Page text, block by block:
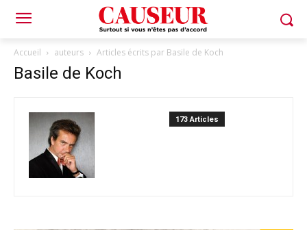
Accueil auteurs Articles écrits par Basile de Koch
Basile de Koch
173 Articles